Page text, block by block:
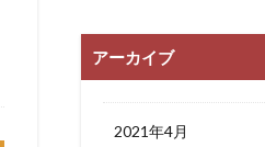
アーカイブ
2021年4月